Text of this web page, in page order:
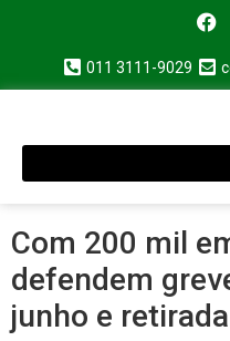
011 3111-9029
Com 200 mil
defendem
junho e